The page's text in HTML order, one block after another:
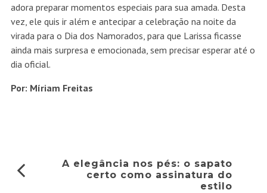
adora preparar momentos especiais para sua amada. Desta
vez, ele quis ir além e antecipar a celebração na noite da
virada para o Dia dos Namorados, para que Larissa ficasse
ainda mais surpresa e emocionada, sem precisar esperar até o
dia oficial.
Por: Míriam Freitas
A elegância nos pés: o sapato
certo como assinatura do
estilo